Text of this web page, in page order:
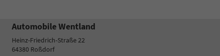
Automobile Wentland
Heinz-Friedrich-Straße 22
64380 Roßdorf